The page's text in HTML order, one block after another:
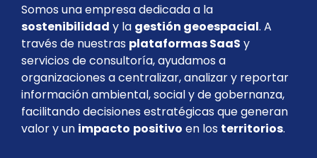
Somos una empresa dedicada a la
sostenibilidad y la gestión geoespacial. A
través de nuestras plataformas SaaS y
servicios de consultoría, ayudamos a
organizaciones a centralizar, analizar y reportar
información ambiental, social y de gobernanza,
facilitando decisiones estratégicas que generan
valor y un impacto positivo en los territorios.